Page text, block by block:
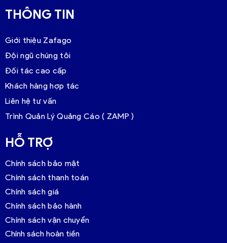
THÔNG TIN
Giới thiệu Zafago
Đội ngũ chúng tôi
Đối tác cao cấp
Khách hàng hợp tác
Liên hệ tư vấn
Trình Quản Lý Quảng Cáo ( ZAMP )
HỖ TRỢ
Chính sách bảo mật
Chính sách thanh toán
Chính sách giá
Chính sách bảo hành
Chính sách vận chuyển
Chính sách hoàn tiền